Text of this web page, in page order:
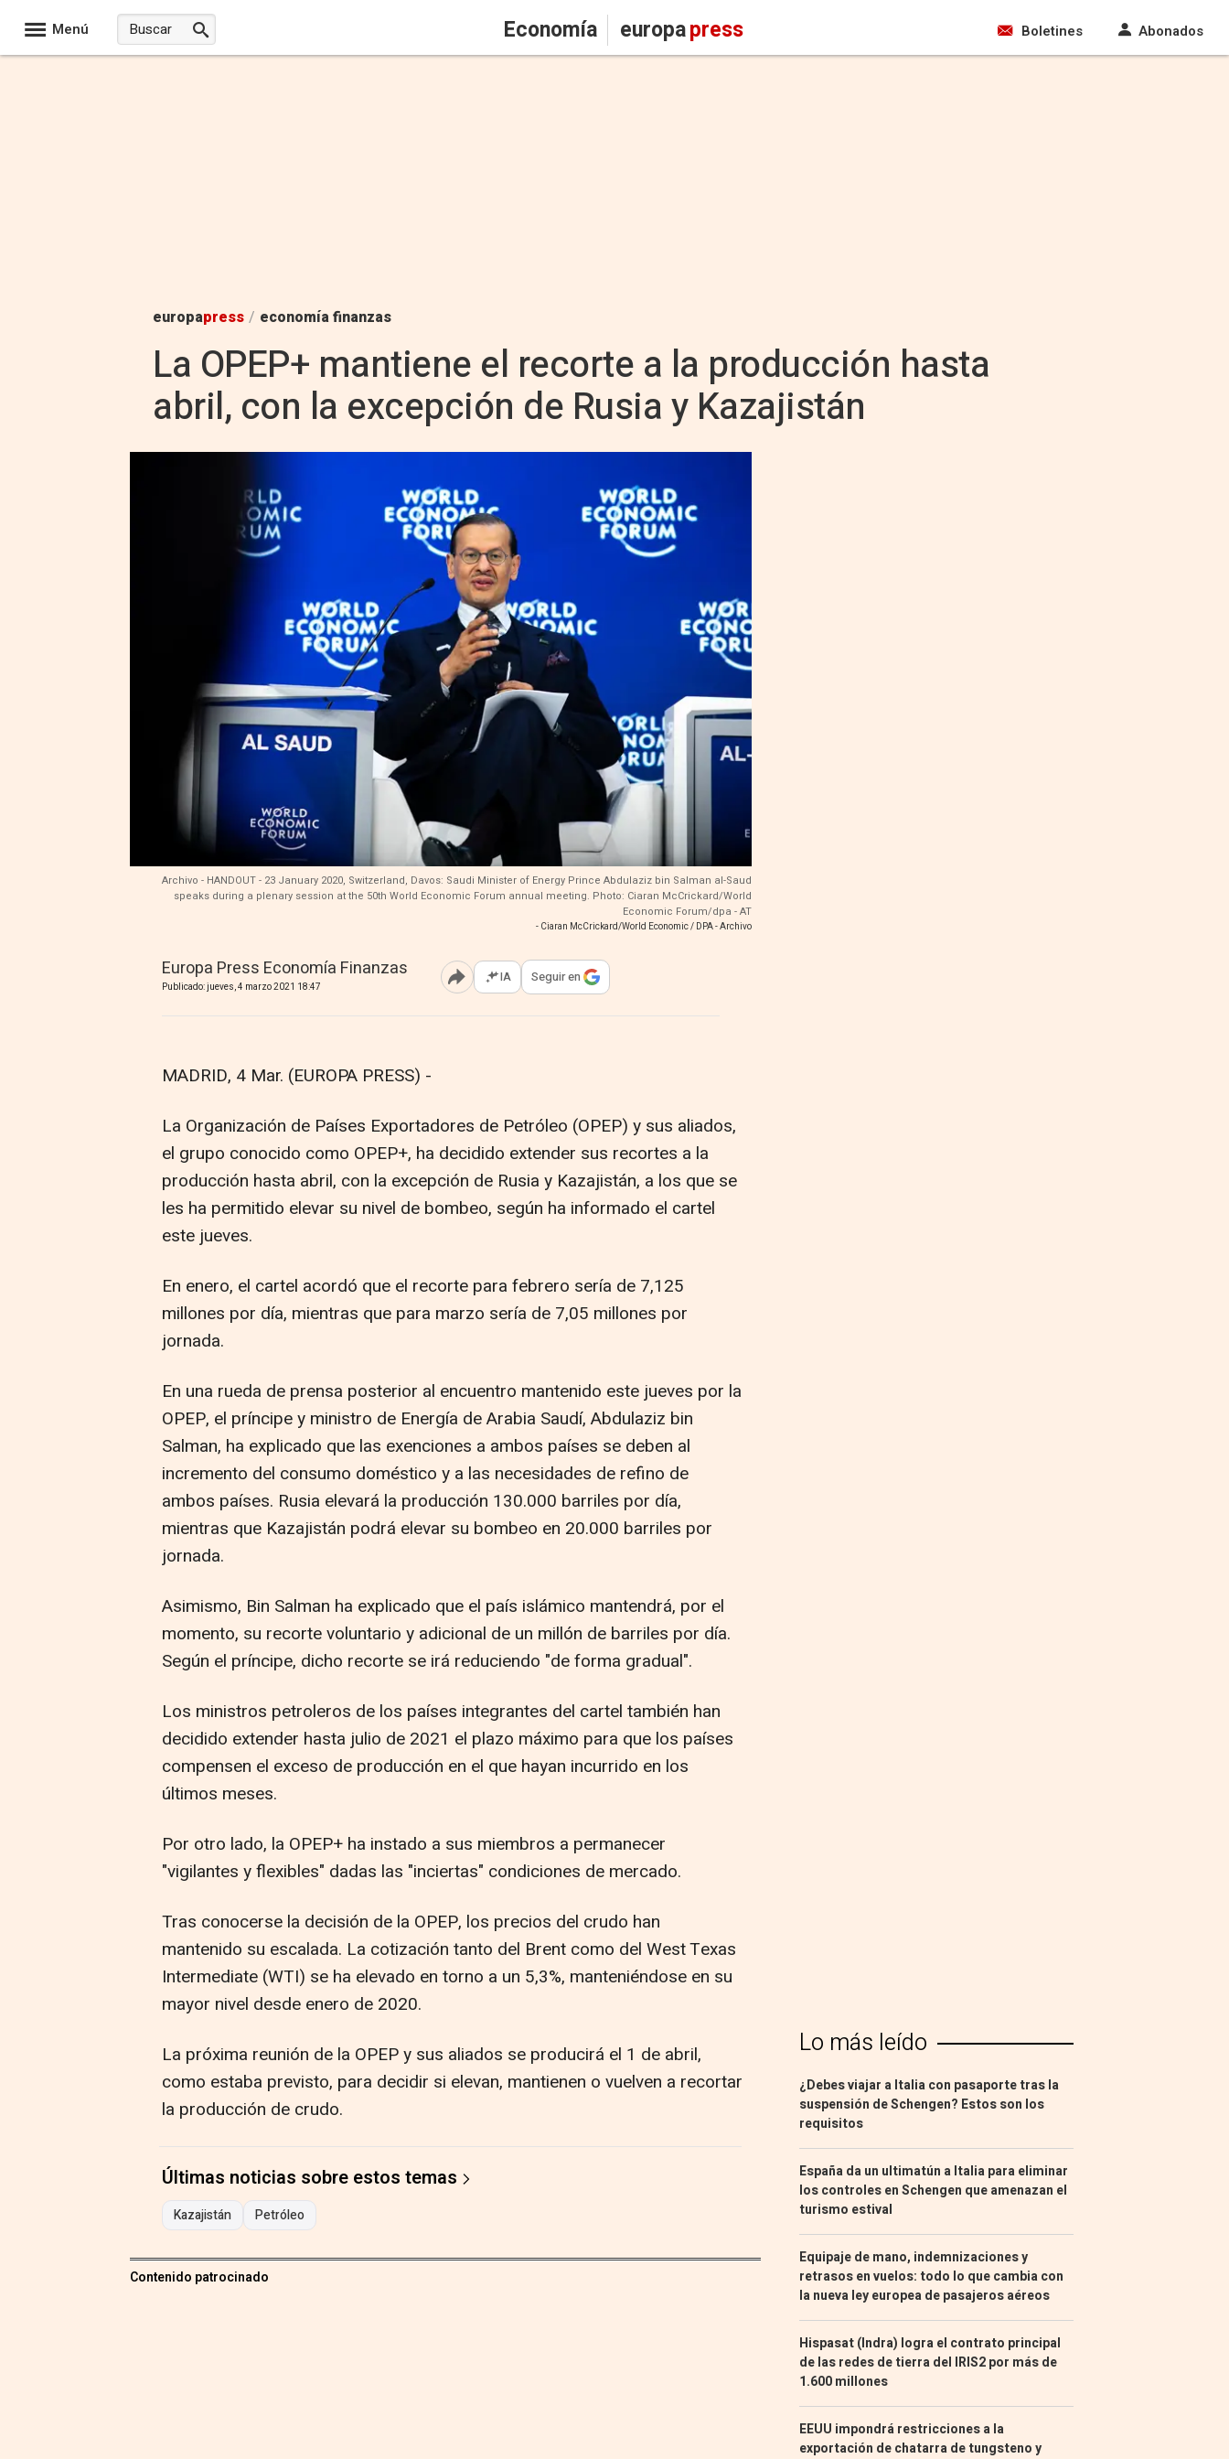
Menú Economía europapress Boletines Abonados
europapress / economía finanzas
La OPEP+ mantiene el recorte a la producción hasta
abril, con la excepción de Rusia y Kazajistán
Archivo - HANDOUT - 23 January 2020, Switzerland, Davos: Saudi Minister of Energy Prince Abdulaziz bin Salman al-Saud
speaks during a plenary session at the 50th World Economic Forum annual meeting. Photo: Ciaran McCrickard/World
Economic Forum/dpa - AT
- Ciaran McCrickard/World Economic / DPA - Archivo
Europa Press Economía Finanzas
Publicado: jueves, 4 marzo 2021 18:47 Abrir opciones para compartir
IA Seguir en
MADRID, 4 Mar. (EUROPA PRESS) -
La Organización de Países Exportadores de Petróleo (OPEP) y sus aliados,
el grupo conocido como OPEP+, ha decidido extender sus recortes a la
producción hasta abril, con la excepción de Rusia y Kazajistán, a los que se
les ha permitido elevar su nivel de bombeo, según ha informado el cartel
este jueves.
En enero, el cartel acordó que el recorte para febrero sería de 7,125
millones por día, mientras que para marzo sería de 7,05 millones por
jornada.
En una rueda de prensa posterior al encuentro mantenido este jueves por la
OPEP, el príncipe y ministro de Energía de Arabia Saudí, Abdulaziz bin
Salman, ha explicado que las exenciones a ambos países se deben al
incremento del consumo doméstico y a las necesidades de refino de
ambos países. Rusia elevará la producción 130.000 barriles por día,
mientras que Kazajistán podrá elevar su bombeo en 20.000 barriles por
jornada.
Asimismo, Bin Salman ha explicado que el país islámico mantendrá, por el
momento, su recorte voluntario y adicional de un millón de barriles por día.
Según el príncipe, dicho recorte se irá reduciendo "de forma gradual".
Los ministros petroleros de los países integrantes del cartel también han
decidido extender hasta julio de 2021 el plazo máximo para que los países
compensen el exceso de producción en el que hayan incurrido en los
últimos meses.
Por otro lado, la OPEP+ ha instado a sus miembros a permanecer
"vigilantes y flexibles" dadas las "inciertas" condiciones de mercado.
Tras conocerse la decisión de la OPEP, los precios del crudo han
mantenido su escalada. La cotización tanto del Brent como del West Texas
Intermediate (WTI) se ha elevado en torno a un 5,3%, manteniéndose en su
mayor nivel desde enero de 2020.
La próxima reunión de la OPEP y sus aliados se producirá el 1 de abril,
como estaba previsto, para decidir si elevan, mantienen o vuelven a recortar
la producción de crudo.
Últimas noticias sobre estos temas
Kazajistán Petróleo
Contenido patrocinado
Lo más leído
¿Debes viajar a Italia con pasaporte tras la
suspensión de Schengen? Estos son los
requisitos
España da un ultimatún a Italia para eliminar
los controles en Schengen que amenazan el
turismo estival
Equipaje de mano, indemnizaciones y
retrasos en vuelos: todo lo que cambia con
la nueva ley europea de pasajeros aéreos
Hispasat (Indra) logra el contrato principal
de las redes de tierra del IRIS2 por más de
1.600 millones
EEUU impondrá restricciones a la
exportación de chatarra de tungsteno y